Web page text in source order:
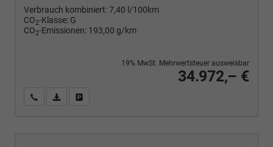
Verbrauch kombiniert:7,40 l/100km
CO2-Klasse: G
CO2-Emissionen: 193,00 g/km
34.972,– €
19% MwSt. Mehrwertsteuer ausweisbar
Wir rufen Sie anPDF-Fahrzeugexposé drucken